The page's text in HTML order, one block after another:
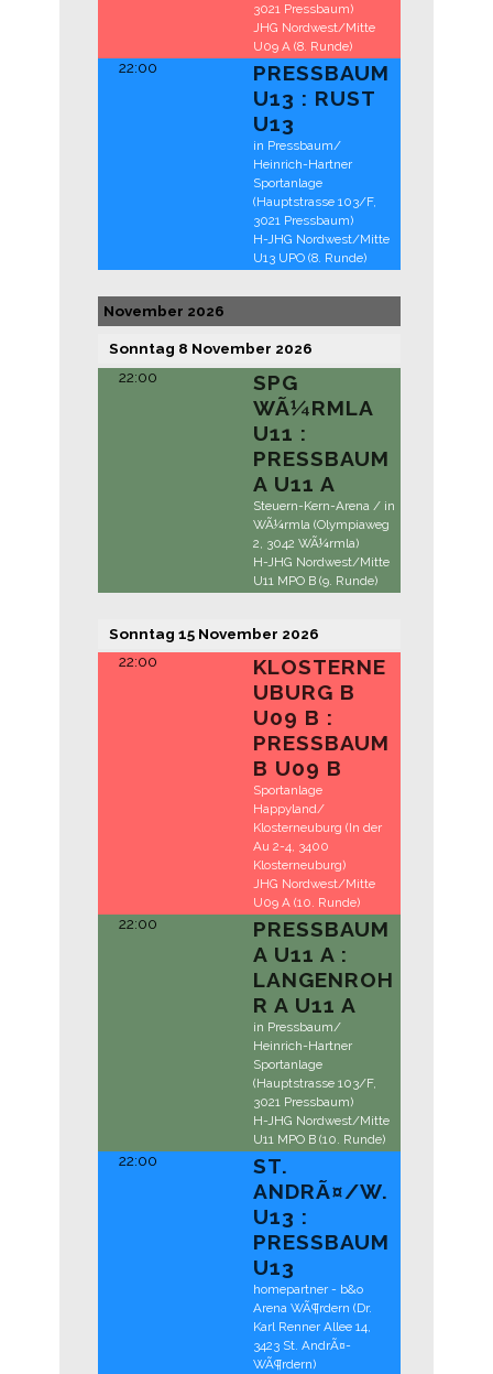
3021 Pressbaum)
JHG Nordwest/Mitte
U09 A (8. Runde)
22:00
PRESSBAUM
U13 : RUST
U13
in Pressbaum/
Heinrich-Hartner
Sportanlage
(Hauptstrasse 103/F,
3021 Pressbaum)
H-JHG Nordwest/Mitte
U13 UPO (8. Runde)
November 2026
Sonntag 8 November 2026
22:00
SPG
WÃ¼RMLA
U11 :
PRESSBAUM
A U11 A
Steuern-Kern-Arena / in
WÃ¼rmla (Olympiaweg
2, 3042 WÃ¼rmla)
H-JHG Nordwest/Mitte
U11 MPO B (9. Runde)
Sonntag 15 November 2026
22:00
KLOSTERNE
UBURG B
U09 B :
PRESSBAUM
B U09 B
Sportanlage
Happyland/
Klosterneuburg (In der
Au 2-4, 3400
Klosterneuburg)
JHG Nordwest/Mitte
U09 A (10. Runde)
22:00
PRESSBAUM
A U11 A :
LANGENROH
R A U11 A
in Pressbaum/
Heinrich-Hartner
Sportanlage
(Hauptstrasse 103/F,
3021 Pressbaum)
H-JHG Nordwest/Mitte
U11 MPO B (10. Runde)
22:00
ST.
ANDRÃ¤/W.
U13 :
PRESSBAUM
U13
homepartner - b&o
Arena WÃ¶rdern (Dr.
Karl Renner Allee 14,
3423 St. AndrÃ¤-
WÃ¶rdern)